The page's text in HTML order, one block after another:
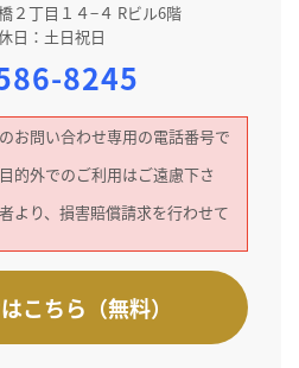
２丁目１４−４ Rビル6階
日：土日祝日
8245
お問い合わせ専用の電話番号で
的外でのご利用はご遠慮下さ
より、損害賠償請求を行わせて
こちら（無料）